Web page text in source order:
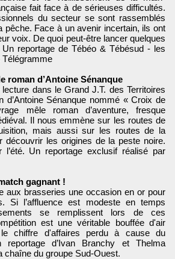
fait face à de sérieuses difficultés.
du secteur se sont rassemblés
pêche. Face à un avenir incertain, ils ont
voix. De quoi peut-être lancer quelques
reportage de Tébéo & Tébésud - les
Télégramme
roman d’Antoine Sénanque
dans le Grand J.T. des Territoires
d’Antoine Sénanque nommé « Croix de
mêle roman d’aventure, fresque
Il nous emmène sur les routes de
mais aussi sur les routes de la
découvrir les origines de la peste noire.
l’été. Un reportage exclusif réalisé par
gagnant !
aux brasseries une occasion en or pour
Si l’affluence est modeste en temps
se remplissent lors de ces
est une véritable bouffée d'air
chiffre d'affaires perdu à cause du
reportage d’Ivan Branchy et Thelma
chaîne du groupe Sud-Ouest.